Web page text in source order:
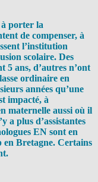
à porter la
de compenser, à
l’institution
scolaire. Des
5 ans, d’autres n’ont
ordinaire en
années qu’une
impacté, à
maternelle aussi où il
a plus d’assistantes
EN sont en
Bretagne. Certains